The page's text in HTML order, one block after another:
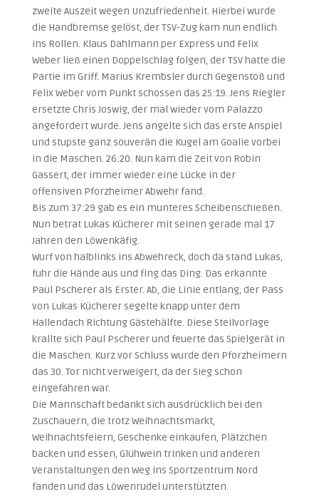
zweite Auszeit wegen Unzufriedenheit. Hierbei wurde
die Handbremse gelöst, der TSV-Zug kam nun endlich
ins Rollen. Klaus Dahlmann per Express und Felix
Weber ließ einen Doppelschlag folgen, der TSV hatte die
Partie im Griff. Marius Krembsler durch Gegenstoß und
Felix Weber vom Punkt schossen das 25:19. Jens Riegler
ersetzte Chris Joswig, der mal wieder vom Palazzo
angefordert wurde. Jens angelte sich das erste Anspiel
und stupste ganz souverän die Kugel am Goalie vorbei
in die Maschen. 26:20. Nun kam die Zeit von Robin
Gassert, der immer wieder eine Lücke in der
offensiven Pforzheimer Abwehr fand.
Bis zum 37:29 gab es ein munteres Scheibenschießen.
Nun betrat Lukas Kücherer mit seinen gerade mal 17
Jahren den Löwenkäfig.
Wurf von halblinks ins Abwehreck, doch da stand Lukas,
fuhr die Hände aus und fing das Ding. Das erkannte
Paul Pscherer als Erster. Ab, die Linie entlang, der Pass
von Lukas Kücherer segelte knapp unter dem
Hallendach Richtung Gästehälfte. Diese Steilvorlage
krallte sich Paul Pscherer und feuerte das Spielgerät in
die Maschen. Kurz vor Schluss wurde den Pforzheimern
das 30. Tor nicht verweigert, da der Sieg schon
eingefahren war.
Die Mannschaft bedankt sich ausdrücklich bei den
Zuschauern, die trotz Weihnachtsmarkt,
Weihnachtsfeiern, Geschenke einkaufen, Plätzchen
backen und essen, Glühwein trinken und anderen
Veranstaltungen den Weg ins Sportzentrum Nord
fanden und das Löwenrudel unterstützten.